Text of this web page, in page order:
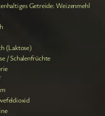
Getreide: Weizenmehl
(Laktose)
/ Schalenfrüchte